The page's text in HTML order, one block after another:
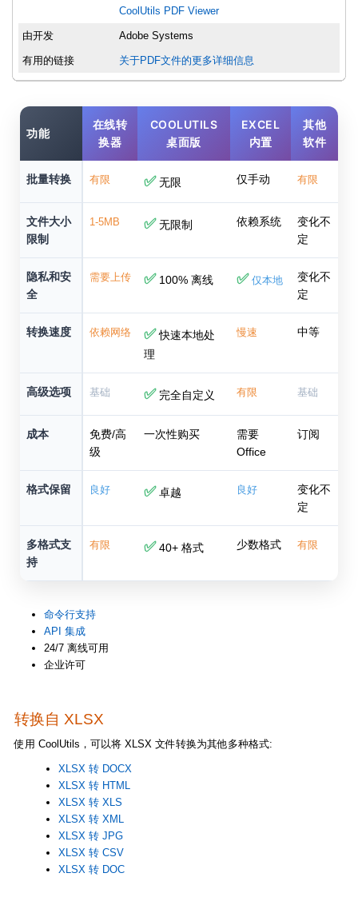
CoolUtils PDF Viewer
由开发 Adobe Systems
有用的链接 关于PDF文件的更多详细信息
功能
在线转
换器
COOLUTILS
桌面版
EXCEL
内置
其他
软件
批量转换 有限 ✅无限 仅手动 有限
文件大小
限制
1-5MB ✅无限制 依赖系统
变化不
定
隐私和安
全
需要上传 ✅100% 离线 ✅ 仅本地
变化不
定
转换速度 依赖网络 ✅快速本地处
理
慢速 中等
高级选项 基础 ✅完全自定义 有限 基础
成本
免费/高
级
一次性购买
需要
Office
订阅
格式保留 良好 ✅卓越 良好
变化不
定
多格式支
持
有限 ✅40+ 格式 少数格式 有限
命令行支持
API 集成
24/7 离线可用
企业许可
转换自 XLSX
使用 CoolUtils，可以将 XLSX 文件转换为其他多种格式:
XLSX 转 DOCX
XLSX 转 HTML
XLSX 转 XLS
XLSX 转 XML
XLSX 转 JPG
XLSX 转 CSV
XLSX 转 DOC